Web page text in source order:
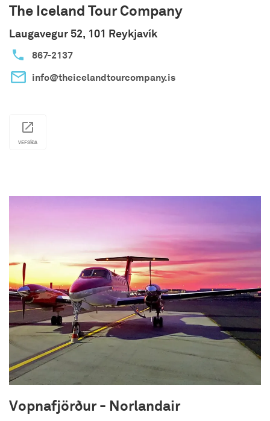
The Iceland Tour Company
Laugavegur 52, 101 Reykjavík
867-2137
info@theicelandtourcompany.is
VEFSÍÐA
Vopnafjörður - Norlandair